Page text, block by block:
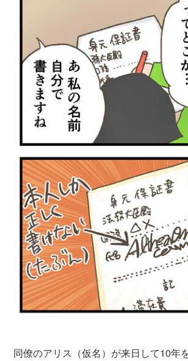
同僚のアリス（仮名）が来日して10年